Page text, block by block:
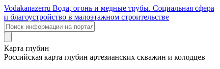
Vodakanazerru Вода, огонь и медные трубы. Социальная сфера
и благоустройство в малоэтажном строительстве
Карта глубин
Российская карта глубин артезианских скважин и колодцев